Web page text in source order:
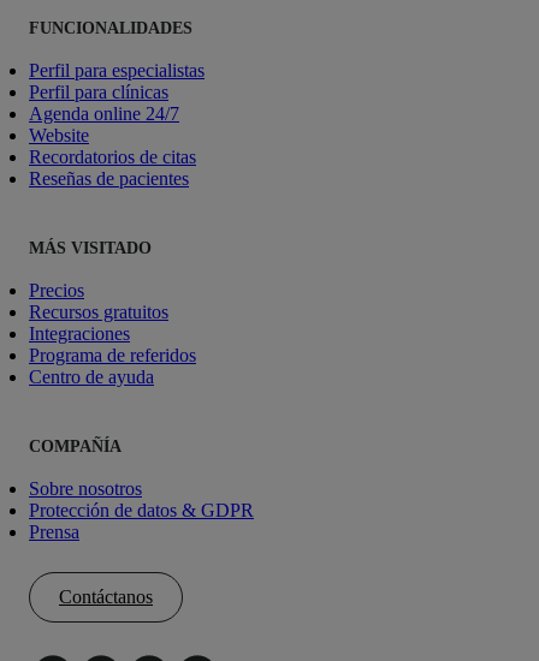
FUNCIONALIDADES
Perfil para especialistas
Perfil para clínicas
Agenda online 24/7
Website
Recordatorios de citas
Reseñas de pacientes
MÁS VISITADO
Precios
Recursos gratuitos
Integraciones
Programa de referidos
Centro de ayuda
COMPAÑÍA
Sobre nosotros
Protección de datos & GDPR
Prensa
Contáctanos